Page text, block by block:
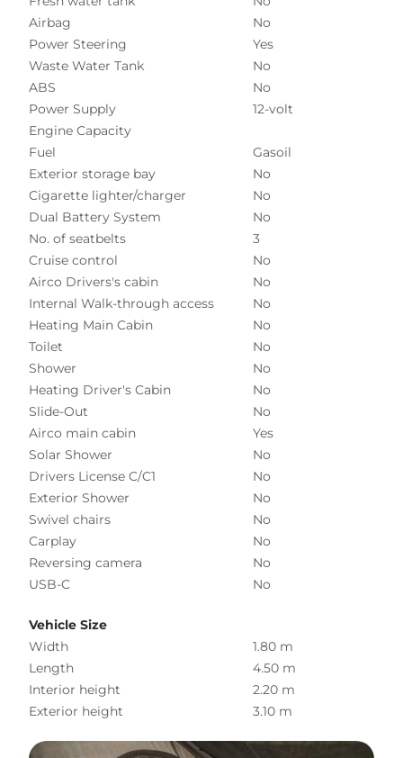
Airbag
No
Power Steering
Yes
Waste Water Tank
No
ABS
No
Power Supply
12-volt
Engine Capacity
Fuel
Gasoil
Exterior storage bay
No
Cigarette lighter/charger
No
Dual Battery System
No
No. of seatbelts
3
Cruise control
No
Airco Drivers's cabin
No
Internal Walk-through access
No
Heating Main Cabin
No
Toilet
No
Shower
No
Heating Driver's Cabin
No
Slide-Out
No
Airco main cabin
Yes
Solar Shower
No
Drivers License C/C1
No
Exterior Shower
No
Swivel chairs
No
Carplay
No
Reversing camera
No
USB-C
No
Vehicle Size
Width
1.80 m
Length
4.50 m
Interior height
2.20 m
Exterior height
3.10 m